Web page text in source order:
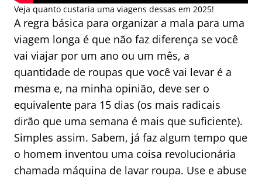
Veja quanto custaria uma viagens dessas em 2025!
A regra básica para organizar a mala para uma
viagem longa é que não faz diferença se você
vai viajar por um ano ou um mês, a
quantidade de roupas que você vai levar é a
mesma e, na minha opinião, deve ser o
equivalente para 15 dias (os mais radicais
dirão que uma semana é mais que suficiente).
Simples assim. Sabem, já faz algum tempo que
o homem inventou uma coisa revolucionária
chamada máquina de lavar roupa. Use e abuse